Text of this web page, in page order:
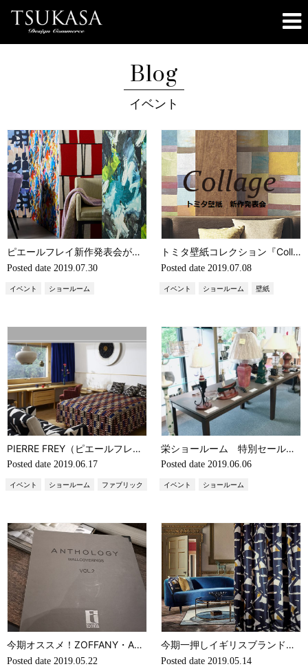
Blog
イベント
ピエールフレイ新作発表会が開催されました
Posted date 2019.07.30
イベント ショールーム
トミタ壁紙コレクション『Collage コラージュ』新作発表会のご案内
Posted date 2019.07.08
イベント ショールーム 壁紙
PIERRE FREY（ピエールフレイ）新作発表会のご案内
Posted date 2019.06.17
イベント ショールーム ファブリック
栄ショールーム 特別セールのご案内
Posted date 2019.06.06
イベント ショールーム
今期オススメ！ZOFFANY・ANTHOLOGY新作発表会 壁紙編（輸入壁紙・輸入ファブリック）
Posted date 2019.05.22
今期一押しイギリスブランド ZOFFANY・ANTHOLOGY新作発表会（ファブリック編） TOMITA TOKYO（輸入壁紙・輸入ファブリック）
Posted date 2019.05.14